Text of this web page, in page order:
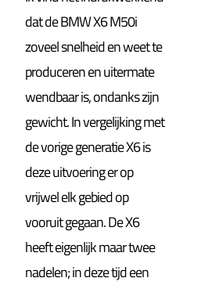
dat deBMW X6 M50i
zoveel snelheid en weet te
produceren en uitermate
wendbaar is, ondanks zijn
gewicht.In vergelijking met
de vorige generatie X6 is
deze uitvoering er op
vrijwel elk gebied op
vooruit gegaan. De X6
heeft eigenlijk maar twee
nadelen; in deze tijd een